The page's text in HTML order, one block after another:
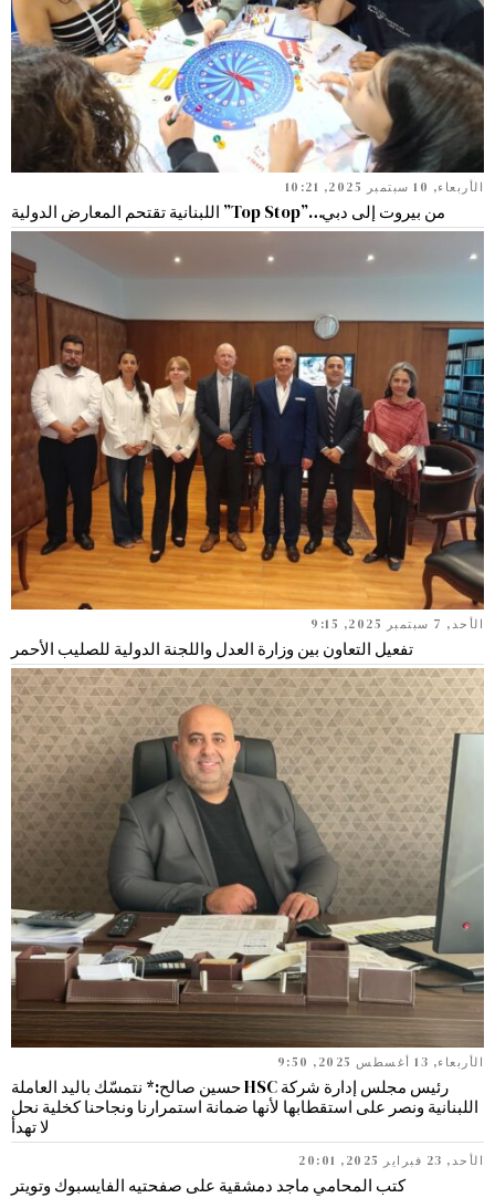
الأربعاء, 10 سبتمبر 2025, 10:21
من بيروت إلى دبي…”Top Stop” اللبنانية تقتحم المعارض الدولية
الأحد, 7 سبتمبر 2025, 9:15
تفعيل التعاون بين وزارة العدل واللجنة الدولية للصليب الأحمر
الأربعاء, 13 أغسطس 2025, 9:50
رئيس مجلس إدارة شركة HSC حسين صالح:* نتمسّك باليد العاملة
اللبنانية ونصر على استقطابها لأنها ضمانة استمرارنا ونجاحنا كخلية نحل
لا تهدأ
الأحد, 23 فبراير 2025, 20:01
كتب المحامي ماجد دمشقية على صفحتيه الفايسبوك وتويتر